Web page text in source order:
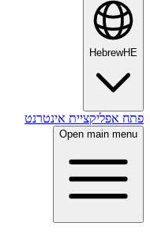
HebrewHE
פתח אפליקציית אינטרנט
Open main menu